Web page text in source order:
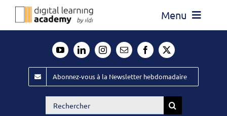
Passer
Menu
Évènements ILDI
Offres d’emploi
Abonnez-vous à la Newsletter hebdomadaire
Rechercher: